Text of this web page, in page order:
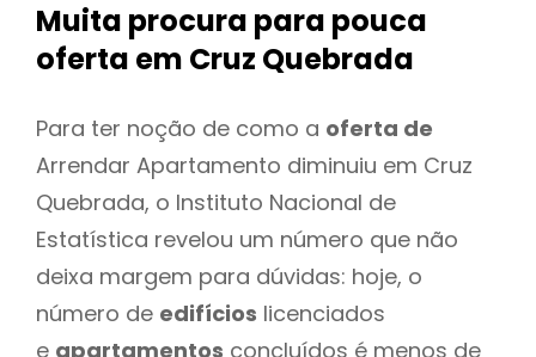
Muita procura para pouca
oferta em Cruz Quebrada
Para ter noção de como a oferta de
Arrendar Apartamento diminuiu em Cruz
Quebrada, o Instituto Nacional de
Estatística revelou um número que não
deixa margem para dúvidas: hoje, o
número de edifícios licenciados
e apartamentos concluídos é menos de